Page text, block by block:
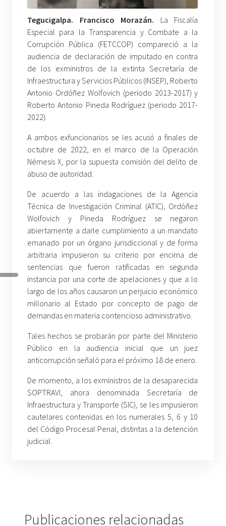
Tegucigalpa. Francisco Morazán. La Fiscalía
Especial para la Transparencia y Combate a la
Corrupción Pública (FETCCOP) compareció a la
audiencia de declaración de imputado en contra
de los exministros de la extinta Secretaría de
Infraestructura y Servicios Públicos (INSEP), Roberto
Antonio Ordóñez Wolfovich (periodo 2013-2017) y
Roberto Antonio Pineda Rodríguez (periodo 2017-
2022).
A ambos exfuncionarios se les acusó a finales de
octubre de 2022, en el marco de la Operación
Némesis X, por la supuesta comisión del delito de
abuso de autoridad.
De acuerdo a las indagaciones de la Agencia
Técnica de Investigación Criminal (ATIC), Ordóñez
Wolfovich y Pineda Rodríguez se negaron
abiertamente a darle cumplimiento a un mandato
emanado por un órgano jurisdiccional y de forma
arbitraria impusieron su criterio por encima de
sentencias que fueron ratificadas en segunda
instancia por una corte de apelaciones y que a lo
largo de los años causaron un perjuicio económico
millonario al Estado por concepto de pago de
demandas en materia contencioso administrativo.
Tales hechos se probarán por parte del Ministerio
Público en la audiencia inicial que un juez
anticorrupción señaló para el próximo 18 de enero.
De momento, a los exministros de la desaparecida
SOPTRAVI, ahora denominada Secretaría de
Infraestructura y Transporte (SIC), se les impusieron
cautelares contenidas en los numerales 5, 6 y 10
del Código Procesal Penal, distintas a la detención
judicial.
Publicaciones relacionadas